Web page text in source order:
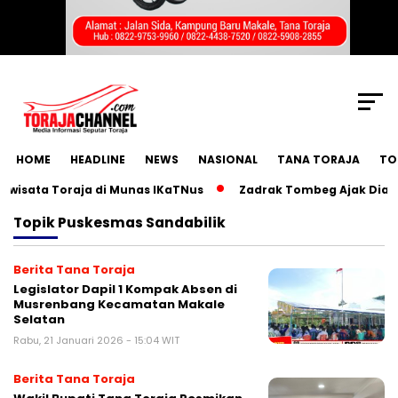
HOME HEADLINE NEWS NASIONAL TANA TORAJA
Toraja di Munas IKaTNus
Zadrak Tombeg Ajak
TopikPuskesmas Sandabilik
Berita Tana Toraja
Legislator Dapil 1 Kompak Absen di
Musrenbang Kecamatan Makale
Selatan
Rabu, 21 Januari 2026 - 15:04 WIT
Berita Tana Toraja